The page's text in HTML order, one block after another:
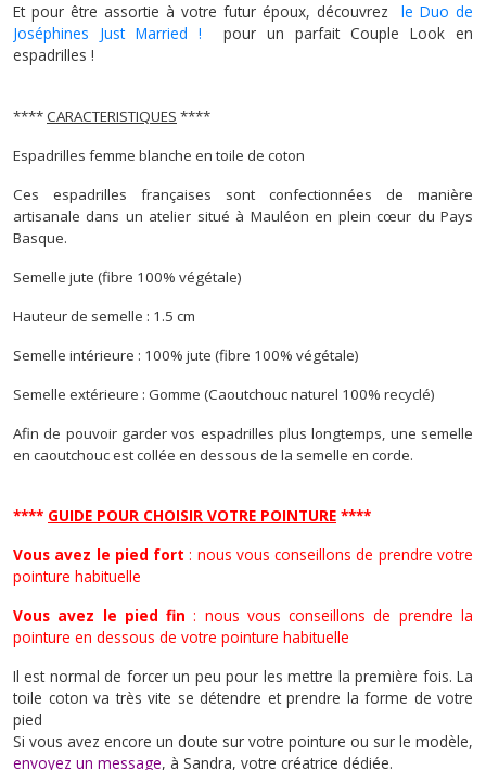
Et pour être assortie à votre futur époux, découvrez
le Duo de
Joséphines Just Married !
pour un parfait Couple Look en
espadrilles !
****CARACTERISTIQUES ****
Espadrilles femme blanche en toile de coton
Ces espadrilles françaises sont confectionnées de manière
artisanale dans un atelier situé à Mauléon en plein cœur du Pays
Basque.
Semelle jute (fibre 100% végétale)
Hauteur de semelle : 1.5 cm
Semelle intérieure : 100% jute (fibre 100% végétale)
Semelle extérieure : Gomme (Caoutchouc naturel 100% recyclé)
Afin de pouvoir garder vos espadrilles plus longtemps, une semelle
en caoutchouc est collée en dessous de la semelle en corde.
**** GUIDE POUR CHOISIR VOTRE POINTURE ****
Vous avez le pied fort : nous vous conseillons de prendre votre
pointure habituelle
Vous avez le pied fin : nous vous conseillons de prendre la
pointure en dessous de votre pointure habituelle
Il est normal de forcer un peu pour les mettre la première fois. La
toile coton va très vite se détendre et prendre la forme de votre
pied
Si vous avez encore un doute sur votre pointure ou sur le modèle,
envoyez un message, à Sandra, votre créatrice dédiée.